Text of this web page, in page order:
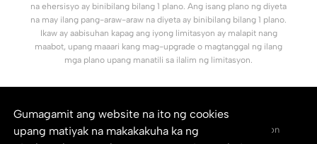
Gumagamit ang website na ito ng cookies
upang matiyak na makakakuha ka ng
na ehersisyo ay binibilang bilang 1 plano. Ang isang plano ng diyeta
na may ilang pang-araw-araw na diyeta ay binibilang bilang 1 plano.
Ikaw ay aabisuhan kapag ang iyong limitasyon ay malapit nang
maabot, upang maaari kang mag-upgrade o magtanggal ng ilang
mga plano upang manatili sa ilalim ng limitasyon.
Makipag-ugnayan sa amin
Dokumentasyon